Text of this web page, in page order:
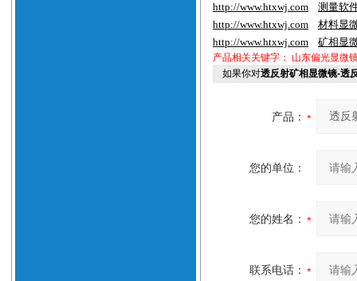
http://www.htxwj.com
测量软
http://www.htxwj.com
材料显
http://www.htxwj.com
矿相显
产品相关关键字： 山东偏光显微
如果你对透反射矿相显微镜-透
产品：
您的单位：
您的姓名：
联系电话：